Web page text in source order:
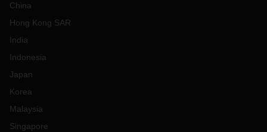
China
Hong Kong SAR
India
Indonesia
Japan
Korea
Malaysia
Singapore